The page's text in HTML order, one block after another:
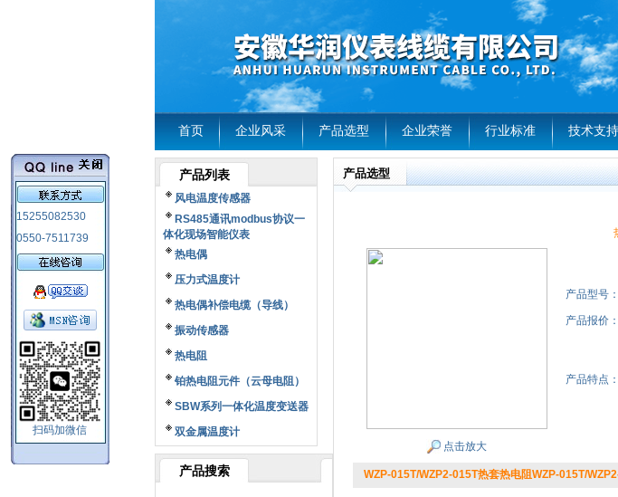
首页 企业风采 产品选型 企业荣誉 行业标准 技术支持
15255082530
0550-7511739
扫码加微信
产品列表
风电温度传感器
RS485通讯modbus协议一
体化现场智能仪表
热电偶
压力式温度计
热电偶补偿电缆（导线）
振动传感器
热电阻
铂热电阻元件（云母电阻）
SBW系列一体化温度变送器
双金属温度计
产品搜索
产品选型
点击放大
产品型号：
产品报价：
产品特点：
WZP-015T/WZP2-015T热套热电阻WZP-015T/